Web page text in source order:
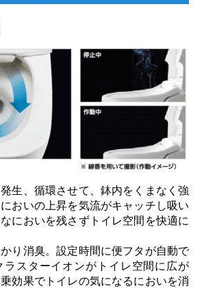
生、循環させて、鉢内をくまなく強
おいの上昇を気流がキャッチし吸い
においを残さずトイレ空間を快適に
り消臭。設定時間に便フタが自動で
ラスターイオンがトイレ空間に広が
効果でトイレの気になるにおいを消